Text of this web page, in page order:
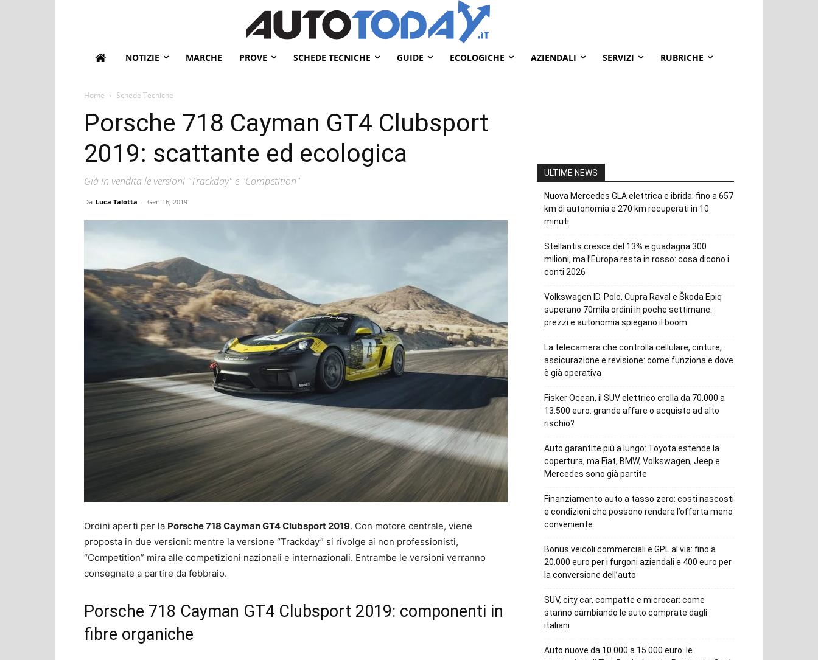
NOTIZIE MARCHE PROVE SCHEDE TECNICHE GUIDE ECOLOGICHE AZIENDALI SERVIZI RUBRICHE
Home Schede Tecniche
Porsche 718 Cayman GT4 Clubsport
2019: scattante ed ecologica
Già in vendita le versioni "Trackday" e "Competition"
Da Luca Talotta - Gen 16, 2019
Ordini aperti per la Porsche 718 Cayman GT4 Clubsport 2019. Con motore centrale, viene
proposta in due versioni: mentre la versione “Trackday” si rivolge ai non professionisti,
“Competition” mira alle competizioni nazionali e internazionali. Entrambe le versioni verranno
consegnate a partire da febbraio.
Porsche 718 Cayman GT4 Clubsport 2019: componenti in
fibre organiche
ULTIME NEWS
Nuova Mercedes GLA elettrica e ibrida: fino a 657
km di autonomia e 270 km recuperati in 10
minuti
Stellantis cresce del 13% e guadagna 300
milioni, ma l’Europa resta in rosso: cosa dicono i
conti 2026
Volkswagen ID. Polo, Cupra Raval e Škoda Epiq
superano 70mila ordini in poche settimane:
prezzi e autonomia spiegano il boom
La telecamera che controlla cellulare, cinture,
assicurazione e revisione: come funziona e dove
è già operativa
Fisker Ocean, il SUV elettrico crolla da 70.000 a
13.500 euro: grande affare o acquisto ad alto
rischio?
Auto garantite più a lungo: Toyota estende la
copertura, ma Fiat, BMW, Volkswagen, Jeep e
Mercedes sono già partite
Finanziamento auto a tasso zero: costi nascosti
e condizioni che possono rendere l’offerta meno
conveniente
Bonus veicoli commerciali e GPL al via: fino a
20.000 euro per i furgoni aziendali e 400 euro per
la conversione dell’auto
SUV, city car, compatte e microcar: come
stanno cambiando le auto comprate dagli
italiani
Auto nuove da 10.000 a 15.000 euro: le